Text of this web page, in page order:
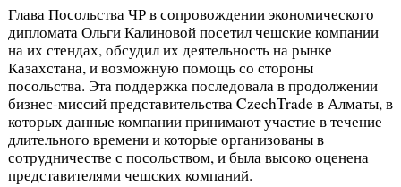
Глава Посольства ЧР в сопровождении экономического
дипломата Ольги Калиновой посетил чешские компании
на их стендах, обсудил их деятельность на рынке
Казахстана, и возможную помощь со стороны
посольства. Эта поддержка последовала в продолжении
бизнес-миссий представительства CzechTrade в Алматы, в
которых данные компании принимают участие в течение
длительного времени и которые организованы в
сотрудничестве с посольством, и была высоко оценена
представителями чешских компаний.